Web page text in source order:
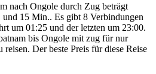
nach Ongole durch Zug beträgt
15 Min.. Es gibt 8 Verbindungen
um 01:25 und der letzten um 23:00.
bis Ongole mit zug für nur
Der beste Preis für diese Reise